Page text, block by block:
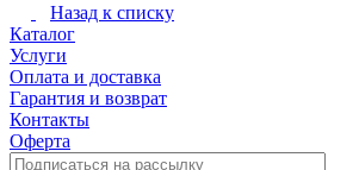
Назад к списку
Каталог
Услуги
Оплата и доставка
Гарантия и возврат
Контакты
Оферта